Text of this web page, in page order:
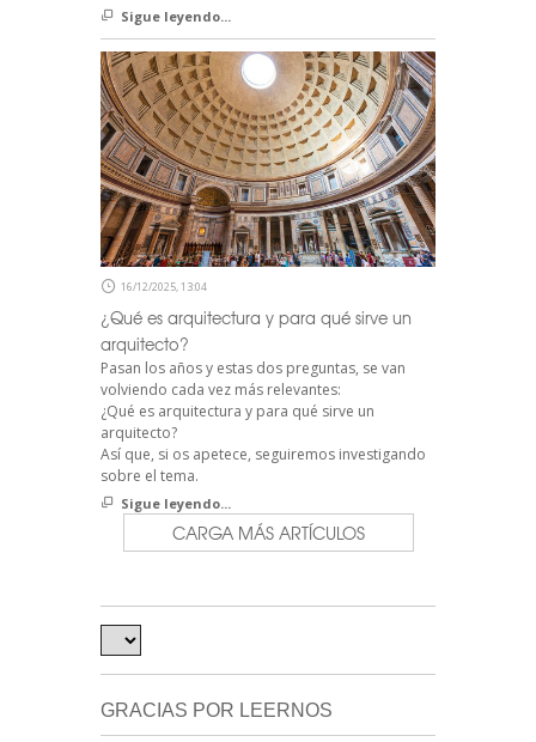
Sigue leyendo...
16/12/2025, 13:04
¿Qué es arquitectura y para qué sirve un
arquitecto?
Pasan los años y estas dos preguntas, se van
volviendo cada vez más relevantes:
¿Qué es arquitectura y para qué sirve un
arquitecto?
Así que, si os apetece, seguiremos investigando
sobre el tema.
Sigue leyendo...
CARGA MÁS ARTÍCULOS
GRACIAS POR LEERNOS